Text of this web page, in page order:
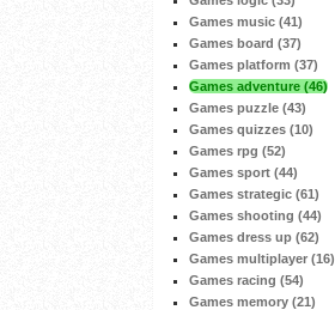
Games music (41)
Games board (37)
Games platform (37)
Games adventure (46)
Games puzzle (43)
Games quizzes (10)
Games rpg (52)
Games sport (44)
Games strategic (61)
Games shooting (44)
Games dress up (62)
Games multiplayer (16)
Games racing (54)
Games memory (21)